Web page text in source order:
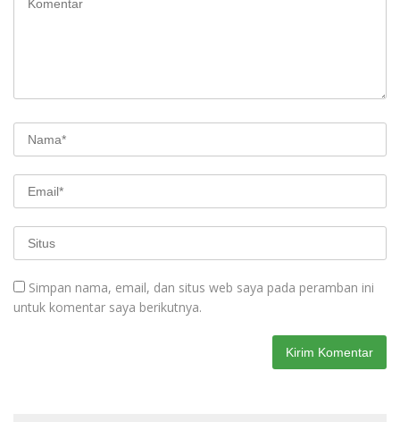
Simpan nama, email, dan situs web saya pada peramban ini
untuk komentar saya berikutnya.